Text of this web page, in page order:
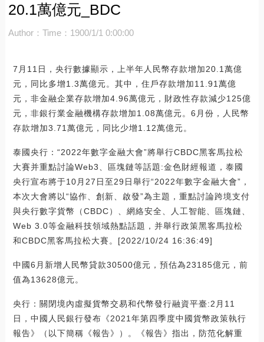
20.1萬億元_BDC
Author： Time：1900/1/1 0:00:00
7月11日，央行數據顯示，上半年人民幣存款增加20.1萬億
元，同比多增1.3萬億元。其中，住戶存款增加11.91萬億
元，非金融企業存款增加4.96萬億元，財政性存款減少125億
元，非銀行業金融機構存款增加1.08萬億元。6月份，人民幣
存款增加3.71萬億元，同比少增1.12萬億元。
泰國央行：“2022年數字金融大會”將舉行CBDC黑客馬拉松
大賽并重點討論Web3、區塊鏈等話題:金色財經報道，泰國
央行宣布將于10月27日至29日舉行“2022年數字金融大會”，
本次大會將以“協作、創新、啟發”為主題，重點討論跨境支付
與央行數字貨幣（CBDC）、網絡安全、人工智能、區塊鏈、
Web 3.0等金融科技領域熱點話題，并舉行政策黑客馬拉松
和CBDC黑客馬拉松大賽。[2022/10/24 16:36:49]
中國6月新增人民幣貸款30500億元，預估為23185億元，前
值為13628億元。
央行：關閉境內虛擬貨幣交易和代幣發行融資平臺:2月11
日，中國人民銀行發布《2021年第四季度中國貨幣政策執行
報告》（以下簡稱《報告》）。《報告》指出，防范化解重